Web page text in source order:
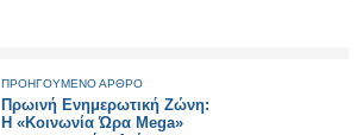
ΠΡΟΗΓΟΥΜΕΝΟ ΑΡΘΡΟ
Πρωινή Ενημερωτική Ζώνη:
Η «Κοινωνία Ώρα Mega»